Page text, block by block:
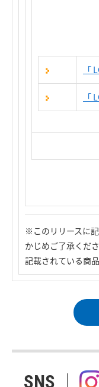
「
「
※このリリースに
かじめご了承くださ
記載されている商
SNS